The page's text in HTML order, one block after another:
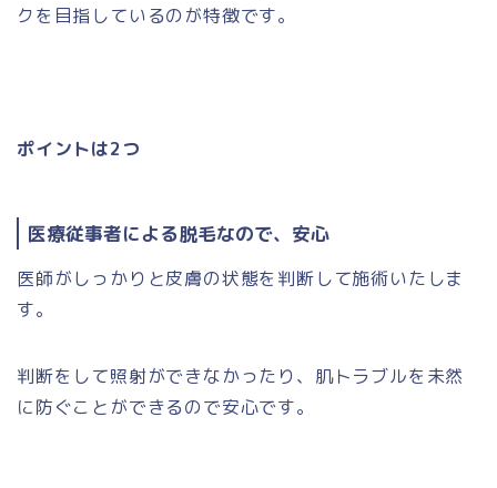
クを目指しているのが特徴です。
ポイントは2つ
医療従事者による脱毛なので、安心
医師がしっかりと皮膚の状態を判断して施術いたしま
す。
判断をして照射ができなかったり、肌トラブルを未然
に防ぐことができるので安心です。